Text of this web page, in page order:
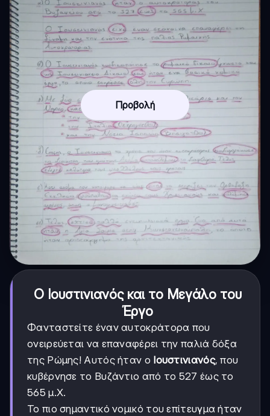
Προβολή
Ο Ιουστινιανός και το Μεγάλο του
Έργο
Φανταστείτε έναν αυτοκράτορα που
ονειρεύεται να επαναφέρει την παλιά δόξα
της Ρώμης! Αυτός ήταν ο Ιουστινιανός, που
κυβέρνησε το Βυζάντιο από το 527 έως το
565 μ.Χ.
Το πιο σημαντικό νομικό του επίτευγμα ήταν